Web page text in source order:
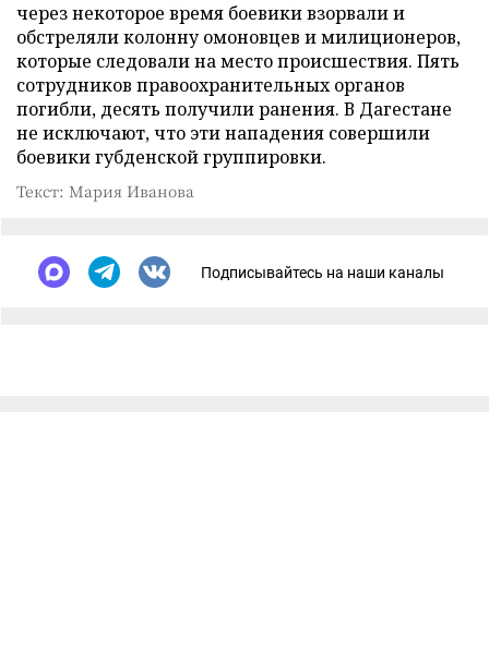
через некоторое время боевики взорвали и
обстреляли колонну омоновцев и милиционеров,
которые следовали на место происшествия. Пять
сотрудников правоохранительных органов
погибли, десять получили ранения. В Дагестане
не исключают, что эти нападения совершили
боевики губденской группировки.
Текст: Мария Иванова
Подписывайтесь на наши каналы